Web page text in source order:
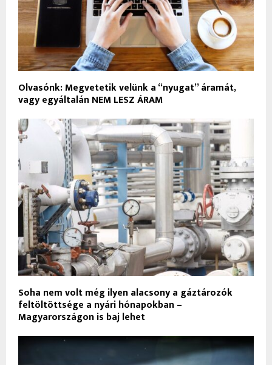
Olvasónk: Megvetetik velünk a “nyugat” áramát,
vagy egyáltalán NEM LESZ ÁRAM
Soha nem volt még ilyen alacsony a gáztározók
feltöltöttsége a nyári hónapokban –
Magyarországon is baj lehet